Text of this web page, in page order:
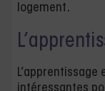
logement.
L’apprentissage